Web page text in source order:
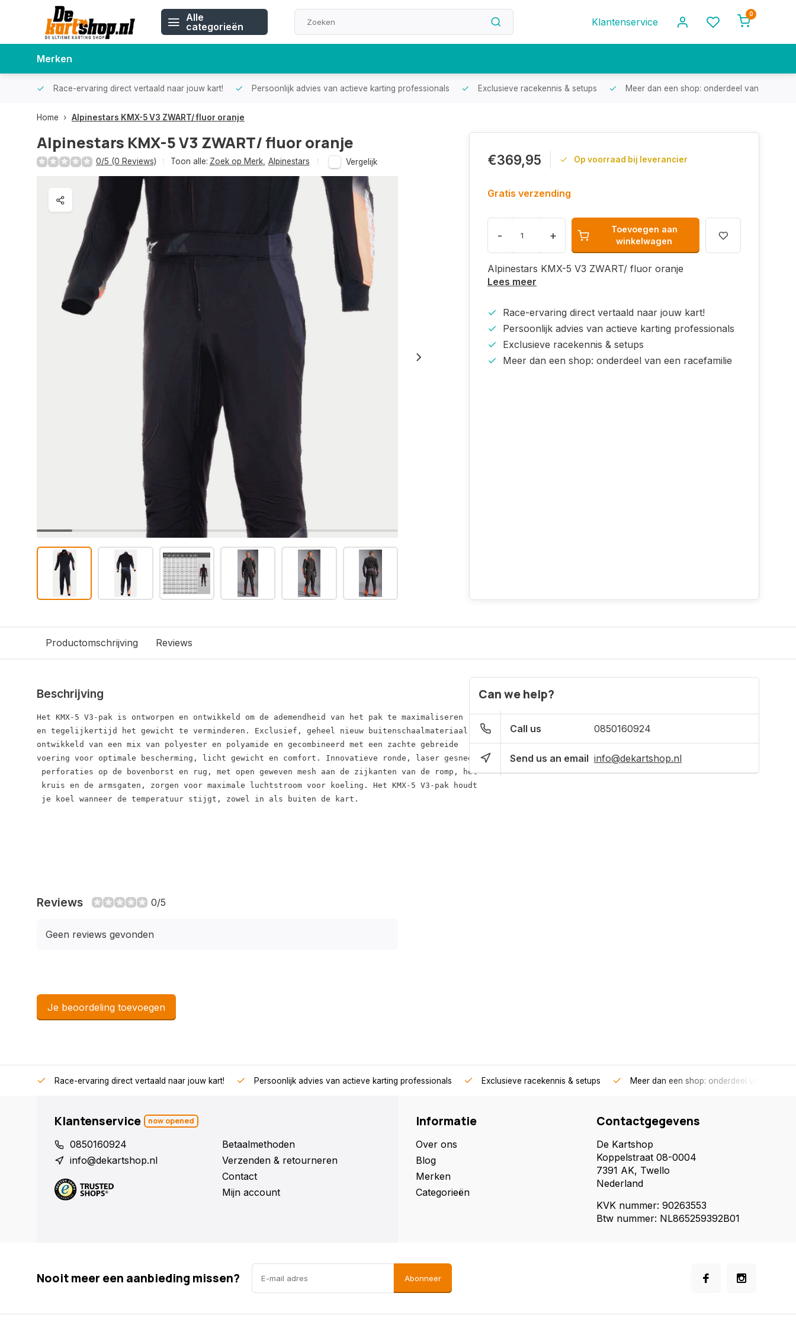
Alle
categorieën
Klantenservice
0
Merken
Race-ervaring direct vertaald naar jouw kart! Persoonlijk advies van actieve karting professionals Exclusieve racekennis & setups Meer dan een shop: onderdeel van een
Home Alpinestars KMX-5 V3 ZWART/ fluor oranje
Alpinestars KMX-5 V3 ZWART/ fluor oranje
0/5 (0 Reviews) Toon alle: Zoek op Merk, Alpinestars Vergelijk €369,95 Op voorraad bij leverancier
Gratis verzending
- +
Toevoegen aan
winkelwagen
Alpinestars KMX-5 V3 ZWART/ fluor oranje
Lees meer
Race-ervaring direct vertaald naar jouw kart!
Persoonlijk advies van actieve karting professionals
Exclusieve racekennis & setups
Meer dan een shop: onderdeel van een racefamilie
Productomschrijving Reviews
Beschrijving
Het KMX-5 V3-pak is ontworpen en ontwikkeld om de ademendheid van het pak te maximaliseren
en tegelijkertijd het gewicht te verminderen. Exclusief, geheel nieuw buitenschaalmateriaal
ontwikkeld van een mix van polyester en polyamide en gecombineerd met een zachte gebreide
voering voor optimale bescherming, licht gewicht en comfort. Innovatieve ronde, laser gesneden
perforaties op de bovenborst en rug, met open geweven mesh aan de zijkanten van de romp, het
kruis en de armsgaten, zorgen voor maximale luchtstroom voor koeling. Het KMX-5 V3-pak houdt
je koel wanneer de temperatuur stijgt, zowel in als buiten de kart.
Reviews 0/5
Geen reviews gevonden
Je beoordeling toevoegen
Can we help?
Call us 0850160924
Send us an email info@dekartshop.nl
Race-ervaring direct vertaald naar jouw kart! Persoonlijk advies van actieve karting professionals Exclusieve racekennis & setups Meer dan een shop: onderdeel van een
Klantenservice now opened
0850160924
info@dekartshop.nl
Betaalmethoden
Verzenden & retourneren
Contact
Mijn account
Informatie
Over ons
Blog
Merken
Categorieën
Contactgegevens
De Kartshop
Koppelstraat 08-0004
7391 AK, Twello
Nederland
KVK nummer: 90263553
Btw nummer: NL865259392B01
Nooit meer een aanbieding missen? Abonneer